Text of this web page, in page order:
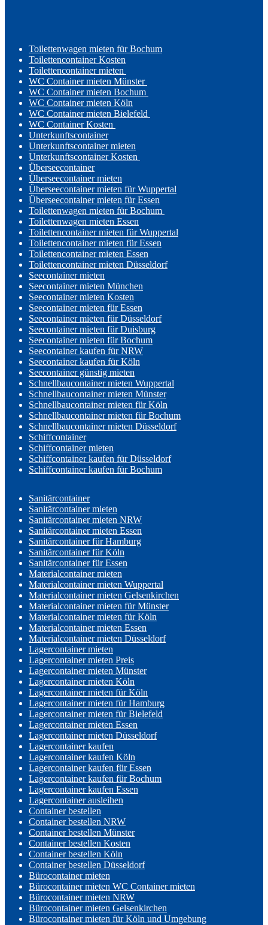
Toilettenwagen mieten für Bochum
Toilettencontainer Kosten
Toilettencontainer mieten
WC Container mieten Münster
WC Container mieten Bochum
WC Container mieten Köln
WC Container mieten Bielefeld
WC Container Kosten
Unterkunftscontainer
Unterkunftscontainer mieten
Unterkunftscontainer Kosten
Überseecontainer
Überseecontainer mieten
Überseecontainer mieten für Wuppertal
Überseecontainer mieten für Essen
Toilettenwagen mieten für Bochum
Toilettenwagen mieten Essen
Toilettencontainer mieten für Wuppertal
Toilettencontainer mieten für Essen
Toilettencontainer mieten Essen
Toilettencontainer mieten Düsseldorf
Seecontainer mieten
Seecontainer mieten München
Seecontainer mieten Kosten
Seecontainer mieten für Essen
Seecontainer mieten für Düsseldorf
Seecontainer mieten für Duisburg
Seecontainer mieten für Bochum
Seecontainer kaufen für NRW
Seecontainer kaufen für Köln
Seecontainer günstig mieten
Schnellbaucontainer mieten Wuppertal
Schnellbaucontainer mieten Münster
Schnellbaucontainer mieten für Köln
Schnellbaucontainer mieten für Bochum
Schnellbaucontainer mieten Düsseldorf
Schiffcontainer
Schiffcontainer mieten
Schiffcontainer kaufen für Düsseldorf
Schiffcontainer kaufen für Bochum
Sanitärcontainer
Sanitärcontainer mieten
Sanitärcontainer mieten NRW
Sanitärcontainer mieten Essen
Sanitärcontainer für Hamburg
Sanitärcontainer für Köln
Sanitärcontainer für Essen
Materialcontainer mieten
Materialcontainer mieten Wuppertal
Materialcontainer mieten Gelsenkirchen
Materialcontainer mieten für Münster
Materialcontainer mieten für Köln
Materialcontainer mieten Essen
Materialcontainer mieten Düsseldorf
Lagercontainer mieten
Lagercontainer mieten Preis
Lagercontainer mieten Münster
Lagercontainer mieten Köln
Lagercontainer mieten für Köln
Lagercontainer mieten für Hamburg
Lagercontainer mieten für Bielefeld
Lagercontainer mieten Essen
Lagercontainer mieten Düsseldorf
Lagercontainer kaufen
Lagercontainer kaufen Köln
Lagercontainer kaufen für Essen
Lagercontainer kaufen für Bochum
Lagercontainer kaufen Essen
Lagercontainer ausleihen
Container bestellen
Container bestellen NRW
Container bestellen Münster
Container bestellen Kosten
Container bestellen Köln
Container bestellen Düsseldorf
Bürocontainer mieten
Bürocontainer mieten WC Container mieten
Bürocontainer mieten NRW
Bürocontainer mieten Gelsenkirchen
Bürocontainer mieten für Köln und Umgebung